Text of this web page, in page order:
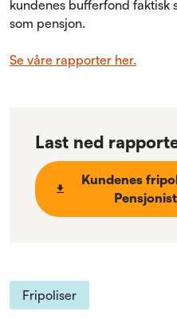
kundenes bufferfond faktisk
som pensjon.
Se våre rapporter her.
Last ned
Kundenes
Fripoliser